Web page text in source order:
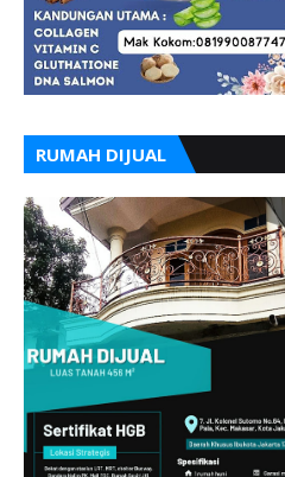
RUMAH DIJUAL